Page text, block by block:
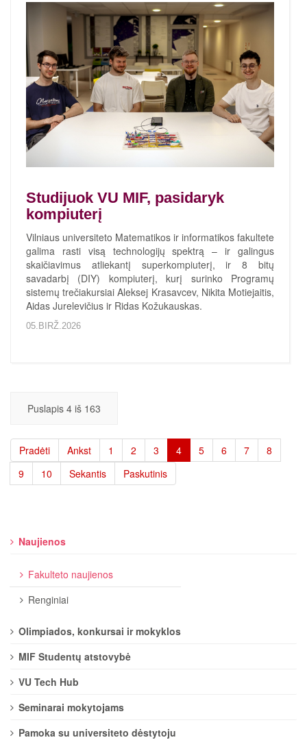
Studijuok VU MIF, pasidaryk
kompiuterį
Vilniaus universiteto Matematikos ir informatikos fakultete
galima rasti visą technologijų spektrą – ir galingus
skaičiavimus atliekantį superkompiuterį, ir 8 bitų
savadarbį (DIY) kompiuterį, kurį surinko Programų
sistemų trečiakursiai Aleksej Krasavcev, Nikita Motiejaitis,
Aidas Jurelevičius ir Ridas Kožukauskas.
05.BIRŽ.2026
Puslapis 4 iš 163
Pradėti Ankst 1 2 3 4 5 6 7
8
9
10 Sekantis Paskutinis
Naujienos
Fakulteto naujienos
Renginiai
Olimpiados, konkursai ir mokyklos
MIF Studentų atstovybė
VU Tech Hub
Seminarai mokytojams
Pamoka su universiteto dėstytoju